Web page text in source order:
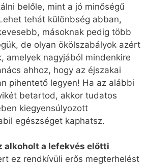
belőle, mint a jó minőségű
tehát különbség abban,
másoknak pedig több
de olyan ökölszabályok azért
amelyek nagyjából mindenkire
ahhoz, hogy az éjszakai
pihentető legyen! Ha az alábbi
betartod, akkor tudatos
kiegyensúlyozott
egészséget kaphatsz.
alkoholt a lefekvés előtti
ez rendkívüli erős megterhelést